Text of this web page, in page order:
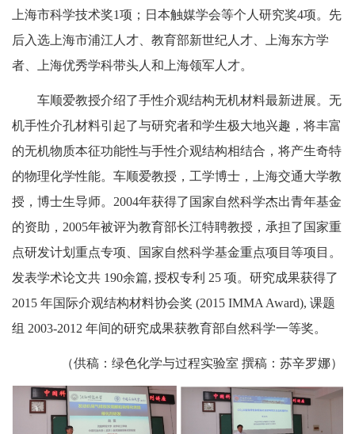
上海市科学技术奖1项；日本触媒学会等个人研究奖4项。先
后入选上海市浦江人才、教育部新世纪人才、上海东方学
者、上海优秀学科带头人和上海领军人才。
车顺爱教授介绍了手性介观结构无机材料最新进展。无
机手性介孔材料引起了与研究者和学生极大地兴趣，将丰富
的无机物质本征功能性与手性介观结构相结合，将产生奇特
的物理化学性能。车顺爱教授，工学博士，上海交通大学教
授，博士生导师。2004年获得了国家自然科学杰出青年基金
的资助，2005年被评为教育部长江特聘教授，承担了国家重
点研发计划重点专项、国家自然科学基金重点项目等项目。
发表学术论文共 190余篇, 授权专利 25 项。研究成果获得了
2015 年国际介观结构材料协会奖 (2015 IMMA Award), 课题
组 2003-2012 年间的研究成果获教育部自然科学一等奖。
（供稿：绿色化学与过程实验室 撰稿：苏辛罗娜）